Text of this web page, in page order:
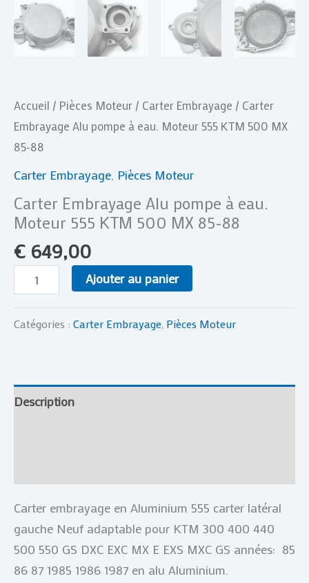
Accueil / Pièces Moteur / Carter Embrayage / Carter
Embrayage Alu pompe à eau. Moteur 555 KTM 500 MX
85-88
Carter Embrayage, Pièces Moteur
Carter Embrayage Alu pompe à eau.
Moteur 555 KTM 500 MX 85-88
€ 649,00
88
Ajouter au panier
Catégories : Carter Embrayage Pièces Moteur
Description
Carter embrayage en Aluminium 555 carter latéral
gauche Neuf adaptable pour KTM 300 400 440
500 550 GS DXC EXC MX E EXS MXC GS années: 85
86 87 1985 1986 1987 en alu Aluminium.